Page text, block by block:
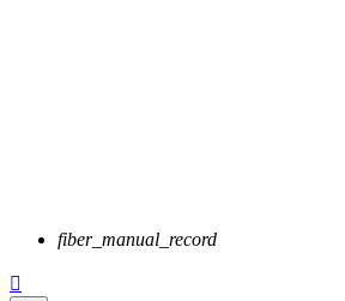
fiber_manual_record
